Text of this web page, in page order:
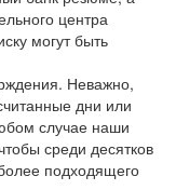
центра
могут быть
Неважно,
дни или
случае наши
среди десятков
подходящего